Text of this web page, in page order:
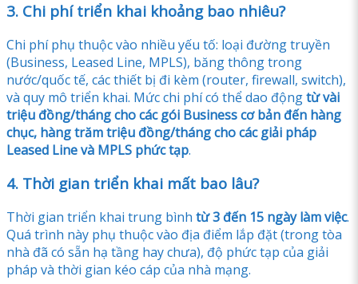
3. Chi phí triển khai khoảng bao nhiêu?
Chi phí phụ thuộc vào nhiều yếu tố: loại đường truyền
(Business, Leased Line, MPLS), băng thông trong
nước/quốc tế, các thiết bị đi kèm (router, firewall, switch),
và quy mô triển khai. Mức chi phí có thể dao độngtừ vài
triệu đồng/tháng cho các gói Business cơ bản đến hàng
chục, hàng trăm triệu đồng/tháng cho các giải pháp
Leased Line và MPLS phức tạp.
4. Thời gian triển khai mất bao lâu?
Thời gian triển khai trung bình từ 3 đến 15 ngày làm việc.
Quá trình này phụ thuộc vào địa điểm lắp đặt (trong tòa
nhà đã có sẵn hạ tầng hay chưa), độ phức tạp của giải
pháp và thời gian kéo cáp của nhà mạng.